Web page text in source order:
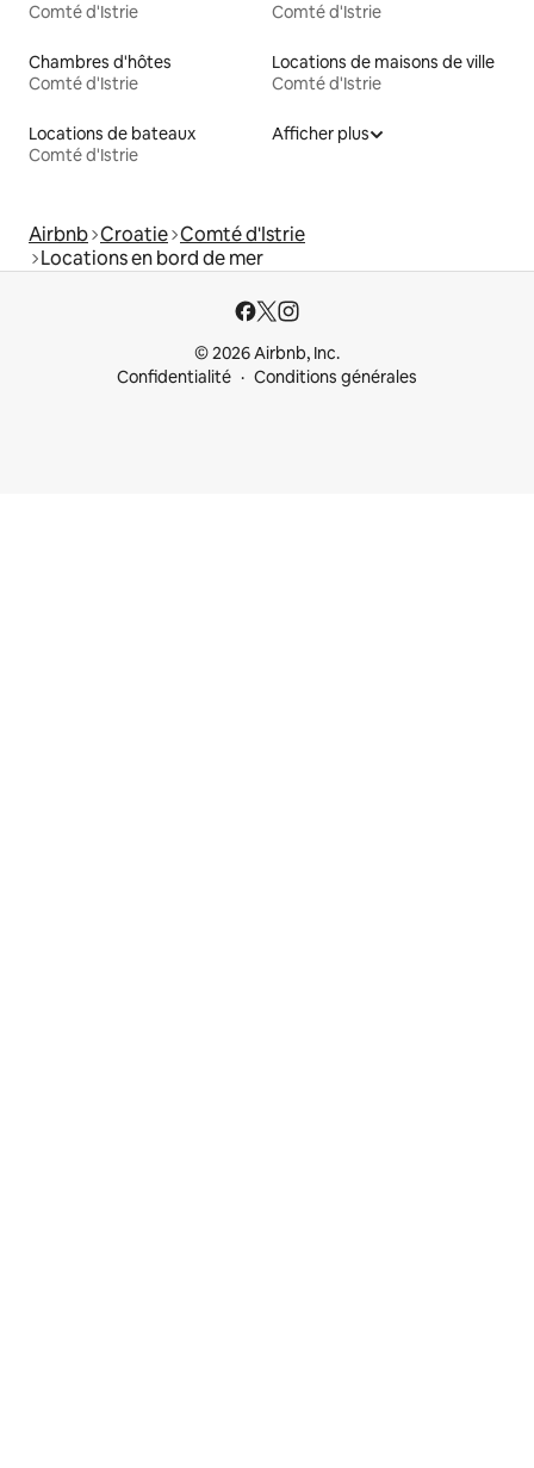
Comté d'Istrie
Comté d'Istrie
Chambres d'hôtes
Comté d'Istrie
Locations de maisons de ville
Comté d'Istrie
Locations de bateaux
Comté d'Istrie
Afficher plus
Airbnb Croatie Comté d'Istrie
Locations en bord de mer
© 2026 Airbnb, Inc.
Confidentialité
Conditions générales